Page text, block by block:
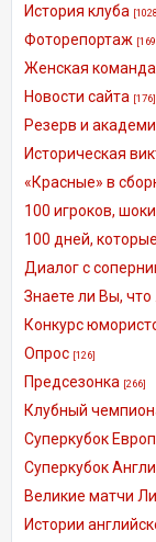
История клуба
Фоторепортаж
Женская команда
Новости сайта [176]
Резерв и
Историческая
«Красные» в
100 игроков,
100 дней,
Диалог с
Знаете ли Вы, что ...
Конкурс
Опрос [126]
Предсезонка [266]
Клубный
Суперкубок
Суперкубок
Великие матчи
Истории